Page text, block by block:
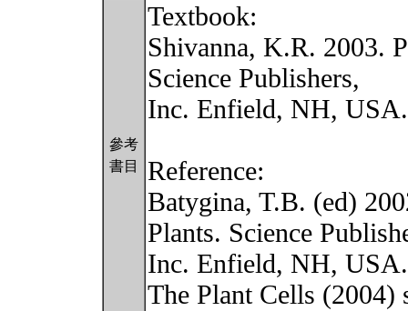
參考
書目
Textbook:
Shivanna, K.R. 2003.
Science Publishers,
Inc. Enfield, NH, USA.
Reference:
Batygina, T.B. (ed)
Plants. Science
Inc. Enfield, NH, USA.
The Plant Cells (2004)